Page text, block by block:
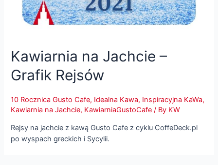
Kawiarnia na Jachcie –
Grafik Rejsów
10 Rocznica Gusto Cafe, Idealna Kawa, Inspiracyjna KaWa,
Kawiarnia na Jachcie, KawiarniaGustoCafe / By KW
Rejsy na jachcie z kawą Gusto Cafe z cyklu CoffeDeck.pl
po wyspach greckich i Sycylii.